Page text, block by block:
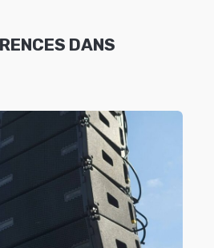
DANS